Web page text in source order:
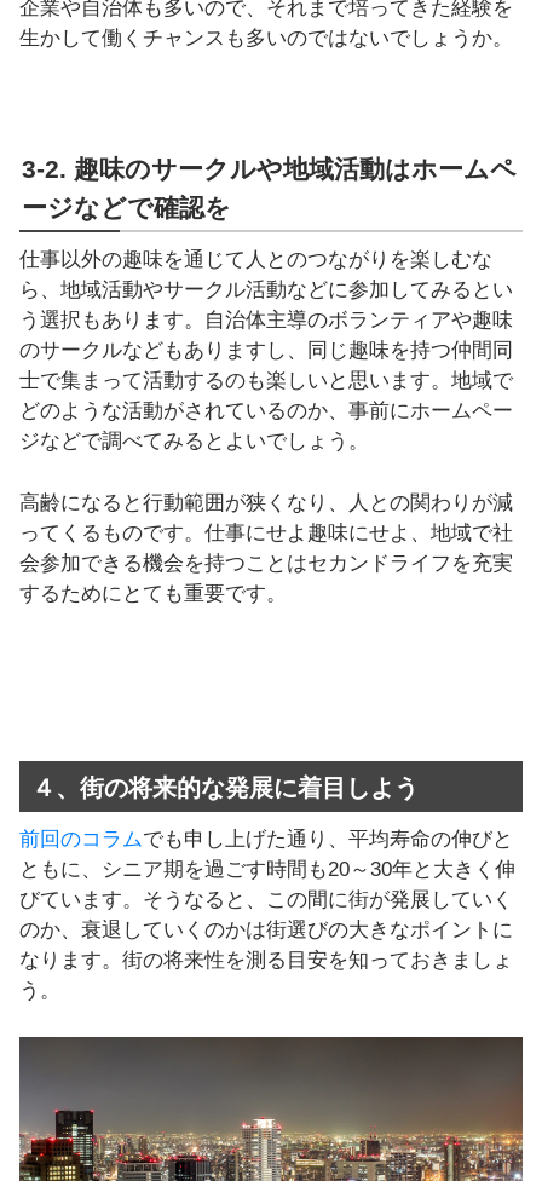
企業や自治体も多いので、それまで培ってきた経験を
生かして働くチャンスも多いのではないでしょうか。
3-2. 趣味のサークルや地域活動はホームペ
ージなどで確認を
仕事以外の趣味を通じて人とのつながりを楽しむな
ら、地域活動やサークル活動などに参加してみるとい
う選択もあります。自治体主導のボランティアや趣味
のサークルなどもありますし、同じ趣味を持つ仲間同
士で集まって活動するのも楽しいと思います。地域で
どのような活動がされているのか、事前にホームペー
ジなどで調べてみるとよいでしょう。
高齢になると行動範囲が狭くなり、人との関わりが減
ってくるものです。仕事にせよ趣味にせよ、地域で社
会参加できる機会を持つことはセカンドライフを充実
するためにとても重要です。
４、街の将来的な発展に着目しよう
前回のコラムでも申し上げた通り、平均寿命の伸びと
ともに、シニア期を過ごす時間も20～30年と大きく伸
びています。そうなると、この間に街が発展していく
のか、衰退していくのかは街選びの大きなポイントに
なります。街の将来性を測る目安を知っておきましょ
う。